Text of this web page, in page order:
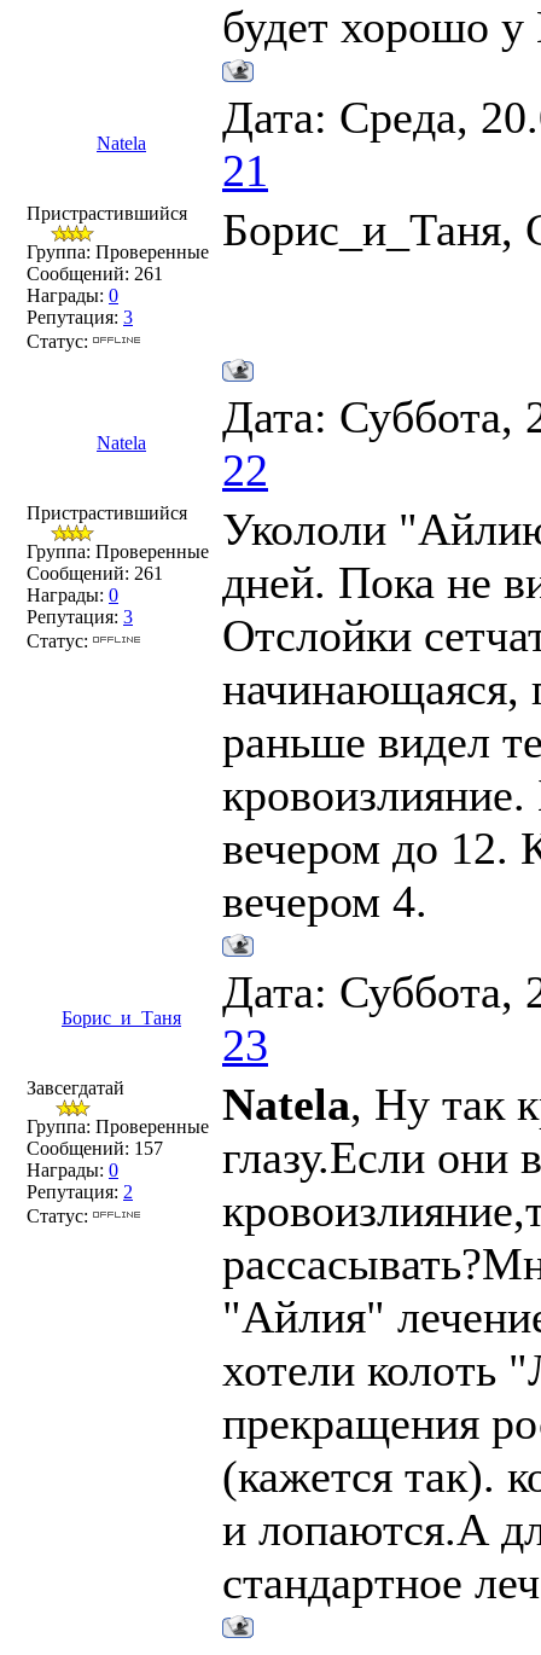
будет хорошо у
Natela
Дата: Среда,
21
Пристрастившийся
Группа: Проверенные
Сообщений: 261
Награды: 0
Репутация: 3
Статус:
Борис_и_Таня,
Natela
Дата: Суббота,
22
Пристрастившийся
Группа: Проверенные
Сообщений: 261
Награды: 0
Репутация: 3
Статус:
Укололи
дней. Пока не
Отслойки
начинающаяся,
раньше видел
вечером до 12.
вечером 4.
Борис_и_Таня
Дата: Суббота,
23
Завсегдатай
Группа: Проверенные
Сообщений: 157
Награды: 0
Репутация: 2
Статус:
Natela, Ну так
глазу.Если они
"Айлия"
хотели колоть
прекращения
(кажется так).
и лопаются.А
стандартное